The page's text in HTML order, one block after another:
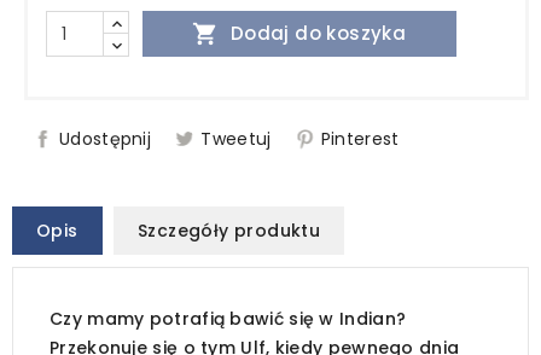
 Dodaj do koszyka
Udostępnij Tweetuj Pinterest
Opis Szczegóły produktu
Czy mamy potrafią bawić się w Indian?
Przekonuje się o tym Ulf, kiedy pewnego dnia